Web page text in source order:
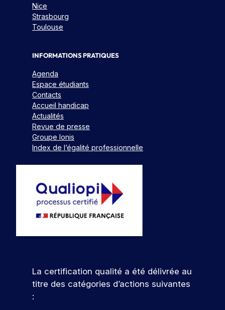
Nice
Strasbourg
Toulouse
INFORMATIONS PRATIQUES
Agenda
Espace étudiants
Contacts
Accueil handicap
Actualités
Revue de presse
Groupe Ionis
Index de l’égalité professionnelle
La certification qualité a été délivrée au
titre des catégories d’actions suivantes
: